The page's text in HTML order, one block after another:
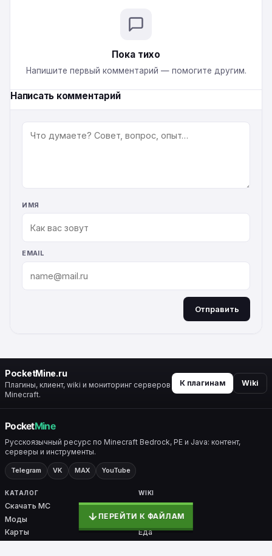
Пока тихо
Напишите первый комментарий — помогите другим.
Написать комментарий
КОММЕНТАРИЙ
ИМЯ
EMAIL
Отправить
PocketMine.ru
Плагины, клиент, wiki и мониторинг серверов
Minecraft.
К плагинам Wiki
Русскоязычный ресурс по Minecraft Bedrock, PE и Java: контент,
серверы и инструменты.
Telegram VK MAX YouTube
КАТАЛОГ
Скачать MC
Моды
Карты
WIKI
Все разделы
Крафты
Еда
ПЕРЕЙТИ К ФАЙЛАМ